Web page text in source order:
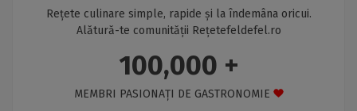
Rețete culinare simple, rapide și la îndemâna oricui.
Alătură-te comunității Rețetefeldefel.ro
100,000 +
MEMBRI PASIONAȚI DE GASTRONOMIE